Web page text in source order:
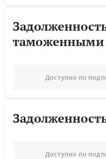
таможенными
Доступно по
Доступно по